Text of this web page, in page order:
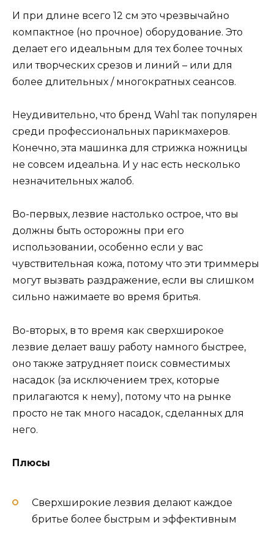
И при длине всего 12 см это чрезвычайно
компактное (но прочное) оборудование. Это
делает его идеальным для тех более точных
или творческих срезов и линий – или для
более длительных / многократных сеансов.
Неудивительно, что бренд Wahl так популярен
среди профессиональных парикмахеров.
Конечно, эта машинка для стрижка ножницы
не совсем идеальна. И у нас есть несколько
незначительных жалоб.
Во-первых, лезвие настолько острое, что вы
должны быть осторожны при его
использовании, особенно если у вас
чувствительная кожа, потому что эти триммеры
могут вызвать раздражение, если вы слишком
сильно нажимаете во время бритья.
Во-вторых, в то время как сверхширокое
лезвие делает вашу работу намного быстрее,
оно также затрудняет поиск совместимых
насадок (за исключением трех, которые
прилагаются к нему), потому что на рынке
просто не так много насадок, сделанных для
него.
Плюсы
Сверхширокие лезвия делают каждое
бритье более быстрым и эффективным